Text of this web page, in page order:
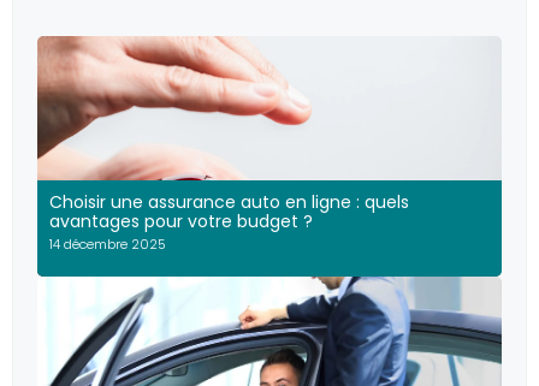
Choisir une assurance auto en ligne : quels
avantages pour votre budget ?
14 décembre 2025